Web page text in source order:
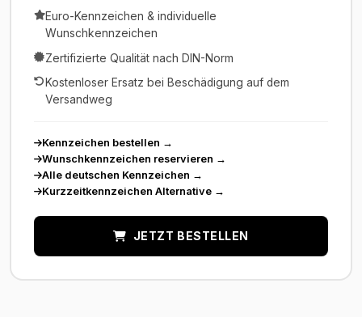
Euro-Kennzeichen & individuelle
Wunschkennzeichen
Zertifizierte Qualität nach DIN-Norm
Kostenloser Ersatz bei Beschädigung auf dem
Versandweg
Kennzeichen bestellen →
Wunschkennzeichen reservieren →
Alle deutschen Kennzeichen →
Kurzzeitkennzeichen Alternative →
JETZT BESTELLEN